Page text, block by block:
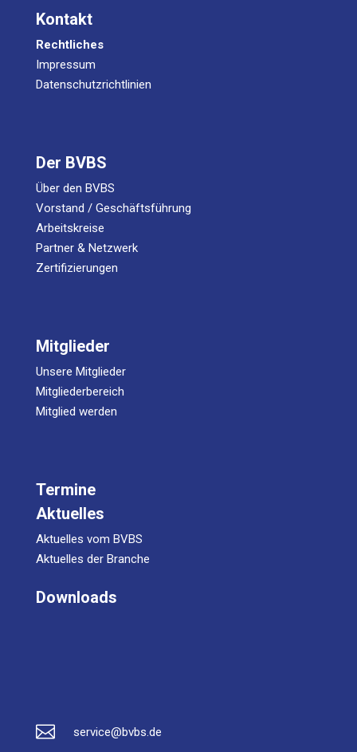
Kontakt
Rechtliches
Impressum
Datenschutzrichtlinien
Der BVBS
Über den BVBS
Vorstand / Geschäftsführung
Arbeitskreise
Partner & Netzwerk
Zertifizierungen
Mitglieder
Unsere Mitglieder
Mitgliederbereich
Mitglied werden
Termine
Aktuelles
Aktuelles vom BVBS
Aktuelles der Branche
Downloads
 service@bvbs.de